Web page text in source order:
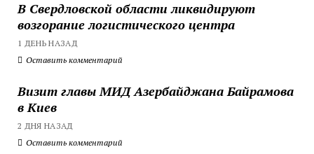
В Свердловской области ликвидируют
возгорание логистического центра
1 ДЕНЬ НАЗАД
Оставить комментарий
Визит главы МИД Азербайджана Байрамова
в Киев
2 ДНЯ НАЗАД
Оставить комментарий